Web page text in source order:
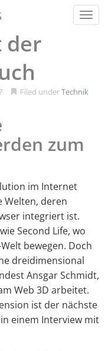
der
Filed underTechnik
zum
im Internet
Welten, deren
integriert ist.
Second Life, wo
bewegen. Doch
dreidimensional
Ansgar Schmidt,
Web 3D arbeitet.
ist der nächste
einem Interview mit